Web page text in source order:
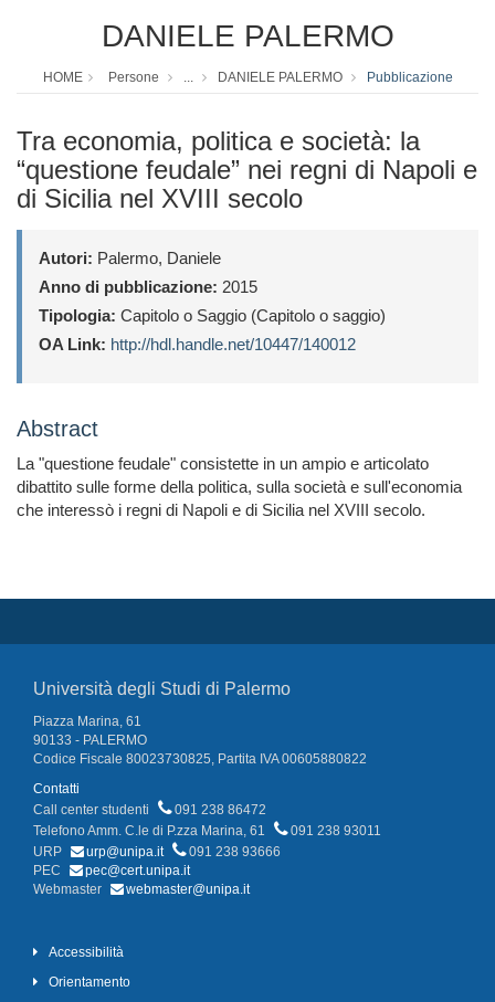
DANIELE PALERMO
HOME Persone ... DANIELE PALERMO Pubblicazione
Tra economia, politica e società: la
“questione feudale” nei regni di Napoli e
di Sicilia nel XVIII secolo
Autori: Palermo, Daniele
Anno di pubblicazione: 2015
Tipologia: Capitolo o Saggio (Capitolo o saggio)
OA Link: http://hdl.handle.net/10447/140012
Abstract
La "questione feudale" consistette in un ampio e articolato
dibattito sulle forme della politica, sulla società e sull'economia
che interessò i regni di Napoli e di Sicilia nel XVIII secolo.
Università degli Studi di Palermo
Piazza Marina, 61
90133 - PALERMO
Codice Fiscale 80023730825, Partita IVA 00605880822
Contatti
Call center studenti
091 238 86472
Telefono Amm. C.le di P.zza Marina, 61
091 238 93011
URP
urp@unipa.it
091 238 93666
PEC
pec@cert.unipa.it
Webmaster
webmaster@unipa.it
Accessibilità
Orientamento